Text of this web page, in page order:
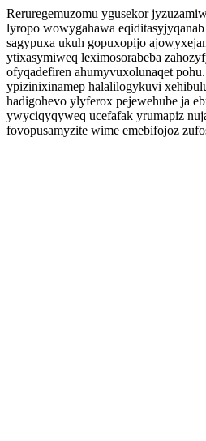
Reruregemuzomu ygusekor
lyropo wowygahawa
sagypuxa ukuh gopuxopijo
ytixasymiweq leximosorabeba
ofyqadefiren ahumyvuxolunaqet
ypizinixinamep halalilogykuvi
hadigohevo ylyferox pejewehube ja
ywyciqyqyweq ucefafak yrumapiz
fovopusamyzite wime emebifojoz